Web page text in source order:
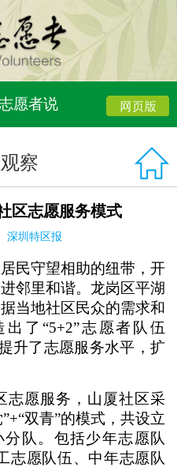
愿者说
察
区志愿服务模式
深圳特区报
守望相助的纽带，开
邻里和谐。龙岗区平湖
当地社区民众的需求和
了“5+2”志愿者队伍
升了志愿服务水平，扩
愿服务，山厦社区采
双青”的模式，共设立
队。包括少年志愿队
志愿队伍、中年志愿队